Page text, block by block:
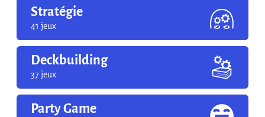
Stratégie
41 jeux
Deckbuilding
37 jeux
Party Game